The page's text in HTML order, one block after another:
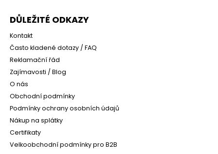
DŮLEŽITÉ ODKAZY
Kontakt
Často kladené dotazy / FAQ
Reklamační řád
Zajímavosti / Blog
O nás
Obchodní podmínky
Podmínky ochrany osobních údajů
Nákup na splátky
Certifikaty
Velkoobchodní podmínky pro B2B